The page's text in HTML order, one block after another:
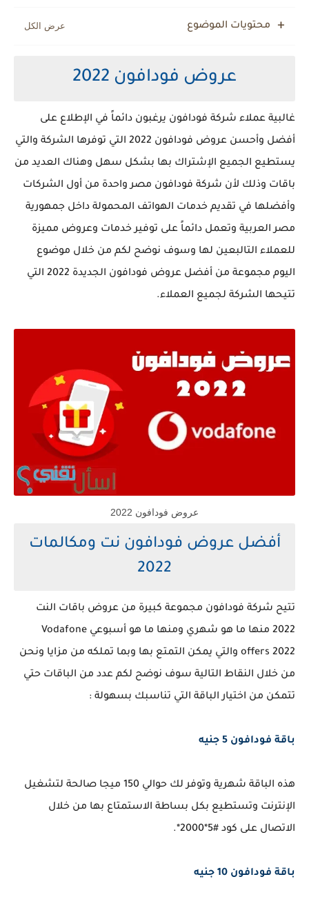
محتويات الموضوع
عروض فودافون 2022
غالبية عملاء شركة فودافون يرغبون دائماً في الإطلاع على
أفضل وأحسن عروض فودافون 2022 التي توفرها الشركة والتي
يستطيع الجميع الإشتراك بها بشكل سهل وهناك العديد من
باقات وذلك لأن شركة فودافون مصر واحدة من أول الشركات
وأفضلها في تقديم خدمات الهواتف المحمولة داخل جمهورية
مصر العربية وتعمل دائماً على توفير خدمات وعروض مميزة
للعملاء التالبعين لها وسوف نوضح لكم من خلال موضوع
اليوم مجموعة من أفضل عروض فودافون الجديدة 2022 التي
تتيحها الشركة لجميع العملاء.
عروض فودافون 2022
أفضل عروض فودافون نت ومكالمات
2022
تتيح شركة فودافون مجموعة كبيرة من عروض باقات النت
2022 منها ما هو شهري ومنها ما هو أسبوعي Vodafone
offers 2022 والتي يمكن التمتع بها وبما تملكه من مزايا ونحن
من خلال النقاط التالية سوف نوضح لكم عدد من الباقات حتي
تتمكن من اختيار الباقة التي تناسبك بسهولة :
باقة فودافون 5 جنيه
هذه الباقة شهرية وتوفر لك حوالي 150 ميجا صالحة لتشغيل
الإنترنت وتستطيع بكل بساطة الاستمتاع بها من خلال
الاتصال على كود #5*2000*.
باقة فودافون 10 جنيه